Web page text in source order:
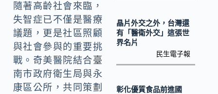
k
隨著高齡社會來臨，
失智症已不僅是醫療
議題，更是社區照顧
與社會參與的重要挑
戰。奇美醫院結合臺
南市政府衛生局與永
康區公所，共同策劃
晶片外交之外，台灣還
有「醫衛外交」這張世
界名片
民生電子報
彰化優質食品前進國